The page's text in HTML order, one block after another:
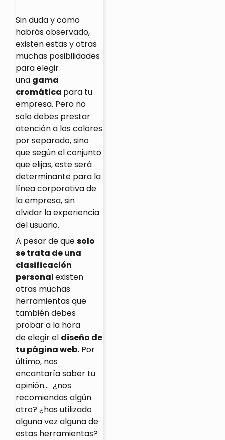
Sin duda y como
habrás observado,
existen estas y otras
muchas posibilidades
para elegir
una gama
cromática para tu
empresa. Pero no
solo debes prestar
atención a los colores
por separado, sino
que según el conjunto
que elijas, este será
determinante para la
línea corporativa de
la empresa, sin
olvidar la experiencia
del usuario.
A pesar de quesolo
se trata de una
clasificación
personalexisten
otras muchas
herramientas que
también debes
probar a la hora
de elegir el diseño de
tu página web. Por
último, nos
encantaría saber tu
opinión… ¿nos
recomiendas algún
otro? ¿has utilizado
alguna vez alguna de
estas herramientas?